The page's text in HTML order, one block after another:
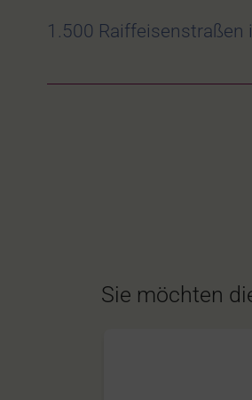
1.500
Sie möchten